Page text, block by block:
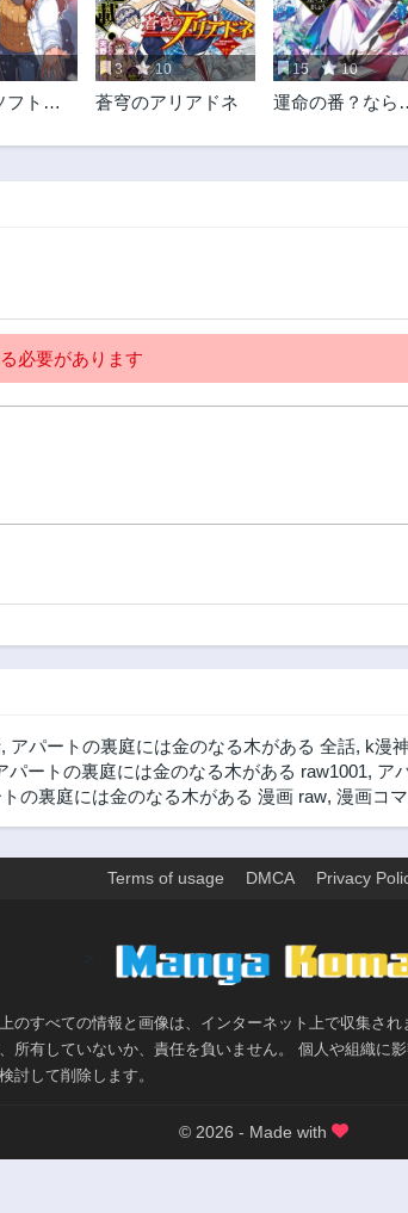
4話
3年前
3話
3年前
フトク
3 10
蒼穹のアリアドネ
15 10
運命の番？なら
切り捨てて差し
必要があります
, アパートの裏庭には金のなる木がある 全話, k漫神
パートの裏庭には金のなる木がある raw1001, ア
の裏庭には金のなる木がある 漫画 raw, 漫画コマ
Terms of usage DMCA Privacy
のすべての情報と画像は、インターネット上で収集さ
所有していないか、責任を負いません。 個人や組織に
討して削除します。
© 2026 - Made with